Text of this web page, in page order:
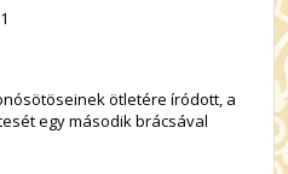
ötletére íródott, a
egy második brácsával